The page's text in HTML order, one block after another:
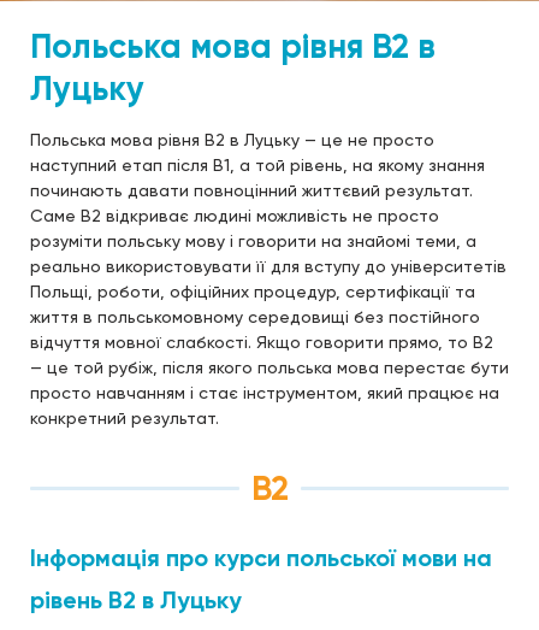
Польська мова рівня B2 в
Луцьку
Польська мова рівня B2 в Луцьку — це не просто
наступний етап після B1, а той рівень, на якому знання
починають давати повноцінний життєвий результат.
Саме B2 відкриває людині можливість не просто
розуміти польську мову і говорити на знайомі теми, а
реально використовувати її для вступу до університетів
Польщі, роботи, офіційних процедур, сертифікації та
життя в польськомовному середовищі без постійного
відчуття мовної слабкості. Якщо говорити прямо, то B2
— це той рубіж, після якого польська мова перестає бути
просто навчанням і стає інструментом, який працює на
конкретний результат.
В2
Інформація про курси польської мови на
рівень В2 в Луцьку